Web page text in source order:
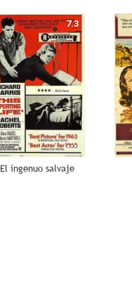
7.3
El ingenuo salvaje